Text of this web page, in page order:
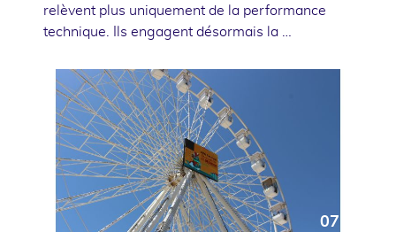
relèvent plus uniquement de la performance
technique. Ils engagent désormais la …
07